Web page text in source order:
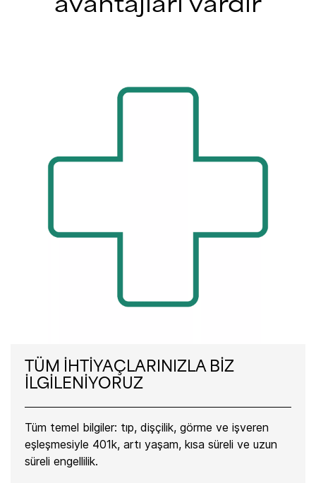
TÜM İHTİYAÇLARINIZLA BİZ
İLGİLENİYORUZ
Tüm temel bilgiler: tıp, dişçilik, görme ve işveren
eşleşmesiyle 401k, artı yaşam, kısa süreli ve uzun
süreli engellilik.